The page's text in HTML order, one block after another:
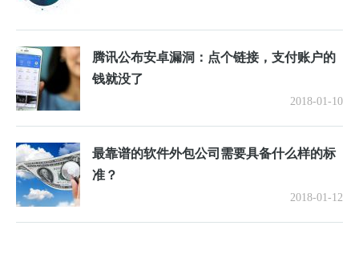
腾讯公布安卓漏洞：点个链接，支付账户的
钱就没了
2018-01-10
最靠谱的软件外包公司需要具备什么样的标
准？
2018-01-12